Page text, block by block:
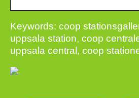
Keywords: coop
uppsala station, coop
uppsala central, coop